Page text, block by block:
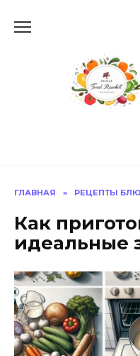
ГЛАВНАЯ » РЕЦЕПТЫ
Как
идеальные